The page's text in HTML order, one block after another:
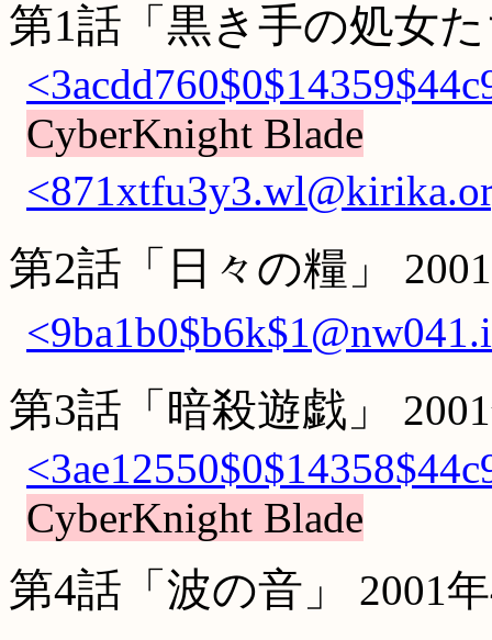
第1話「黒き手の処女
CyberKnight Blade
第2話「日々の糧」
第3話「暗殺遊戯」
CyberKnight Blade
第4話「波の音」 2001